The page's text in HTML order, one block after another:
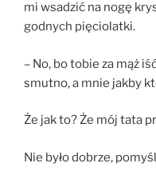
mi wsadzić na nogę
godnych pięciolatki.
– No, bo tobie za mąż
smutno, a mnie jakby
Że jak to? Że mój tata
Nie było dobrze,